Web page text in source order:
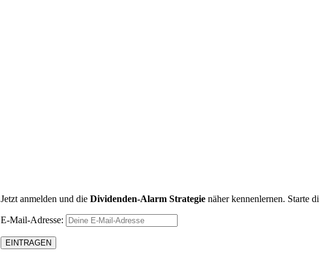
Jetzt anmelden und die Dividenden-Alarm Strategie näher kennenlernen. Starte
E-Mail-Adresse: